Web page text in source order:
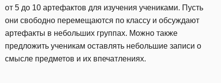
от 5 до 10 артефактов для изучения учениками. Пусть
они свободно перемещаются по классу и обсуждают
артефакты в небольших группах. Можно также
предложить ученикам оставлять небольшие записи о
смысле предметов и их впечатлениях.